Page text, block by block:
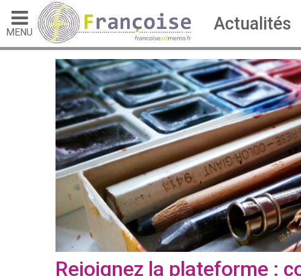
MENU Actualités
Rejoignez la plateforme :